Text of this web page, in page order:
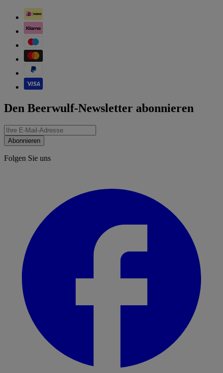
Den Beerwulf-Newsletter abonnieren
Abonnieren
Folgen Sie uns